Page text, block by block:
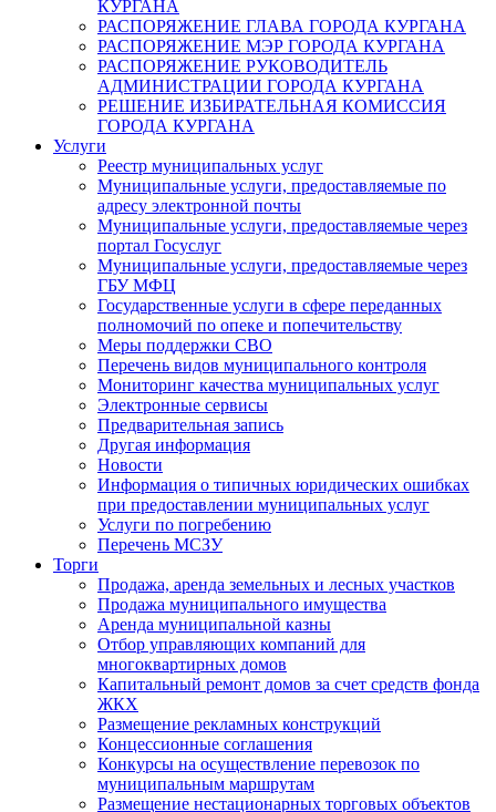
КУРГАНА
РАСПОРЯЖЕНИЕ ГЛАВА ГОРОДА КУРГАНА
РАСПОРЯЖЕНИЕ МЭР ГОРОДА КУРГАНА
РАСПОРЯЖЕНИЕ РУКОВОДИТЕЛЬ
АДМИНИСТРАЦИИ ГОРОДА КУРГАНА
РЕШЕНИЕ ИЗБИРАТЕЛЬНАЯ КОМИССИЯ
ГОРОДА КУРГАНА
Услуги
Реестр муниципальных услуг
Муниципальные услуги, предоставляемые по
адресу электронной почты
Муниципальные услуги, предоставляемые через
портал Госуслуг
Муниципальные услуги, предоставляемые через
ГБУ МФЦ
Государственные услуги в сфере переданных
полномочий по опеке и попечительству
Меры поддержки СВО
Перечень видов муниципального контроля
Мониторинг качества муниципальных услуг
Электронные сервисы
Предварительная запись
Другая информация
Новости
Информация о типичных юридических ошибках
при предоставлении муниципальных услуг
Услуги по погребению
Перечень МСЗУ
Торги
Продажа, аренда земельных и лесных участков
Продажа муниципального имущества
Аренда муниципальной казны
Отбор управляющих компаний для
многоквартирных домов
Капитальный ремонт домов за счет средств фонда
ЖКХ
Размещение рекламных конструкций
Концессионные соглашения
Конкурсы на осуществление перевозок по
муниципальным маршрутам
Размещение нестационарных торговых объектов